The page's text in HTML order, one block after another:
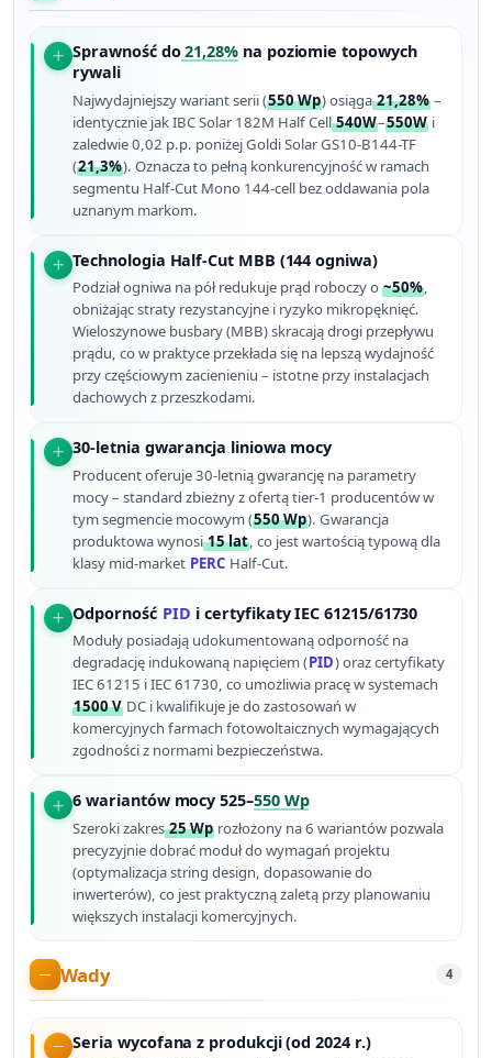
Sprawność do21,28% na poziomie topowych
rywali
Najwydajniejszy wariant serii (550 Wp) osiąga21,28% –
identycznie jak IBC Solar 182M Half Cell540W–550W i
zaledwie 0,02 p.p. poniżej Goldi Solar GS10-B144-TF
(21,3%). Oznacza to pełną konkurencyjność w ramach
segmentu Half-Cut Mono 144-cell bez oddawania pola
uznanym markom.
Technologia Half-Cut MBB (144 ogniwa)
Podział ogniwa na pół redukuje prąd roboczy o~50%,
obniżając straty rezystancyjne i ryzyko mikropęknięć.
Wieloszynowe busbary (MBB) skracają drogi przepływu
prądu, co w praktyce przekłada się na lepszą wydajność
przy częściowym zacienieniu – istotne przy instalacjach
dachowych z przeszkodami.
30-letnia gwarancja liniowa mocy
Producent oferuje 30-letnią gwarancję na parametry
mocy – standard zbieżny z ofertą tier-1 producentów w
tym segmencie mocowym (550 Wp). Gwarancja
produktowa wynosi15 lat, co jest wartością typową dla
klasy mid-market PERC Half-Cut.
Odporność PID i certyfikaty IEC 61215/61730
Moduły posiadają udokumentowaną odporność na
degradację indukowaną napięciem (PID) oraz certyfikaty
IEC 61215 i IEC 61730, co umożliwia pracę w systemach
1500 V DC i kwalifikuje je do zastosowań w
komercyjnych farmach fotowoltaicznych wymagających
zgodności z normami bezpieczeństwa.
6 wariantów mocy 525–550 Wp
Szeroki zakres25 Wp rozłożony na 6 wariantów pozwala
precyzyjnie dobrać moduł do wymagań projektu
(optymalizacja string design, dopasowanie do
inwerterów), co jest praktyczną zaletą przy planowaniu
większych instalacji komercyjnych.
Wady 4
Seria wycofana z produkcji (od 2024 r.)